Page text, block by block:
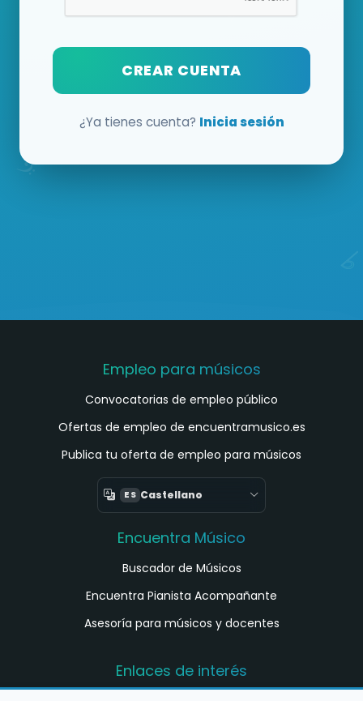
CREAR CUENTA
¿Ya tienes cuenta? Inicia sesión
Empleo para músicos
Convocatorias de empleo público
Ofertas de empleo de encuentramusico.es
Publica tu oferta de empleo para músicos
ES Castellano
Encuentra Músico
Buscador de Músicos
Encuentra Pianista Acompañante
Asesoría para músicos y docentes
Enlaces de interés